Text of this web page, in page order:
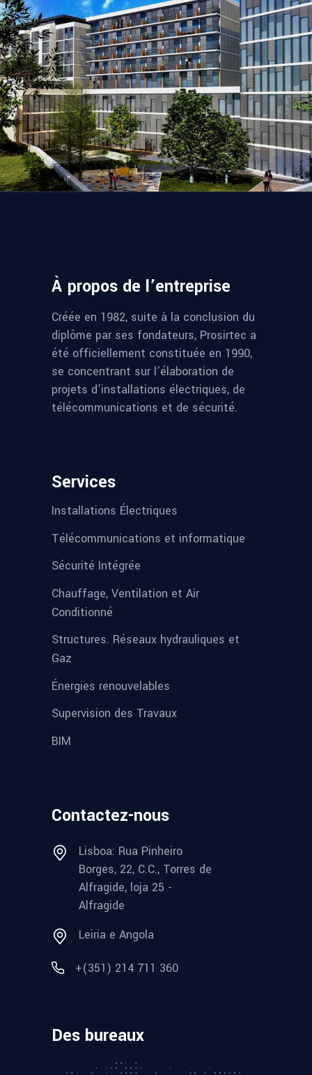
COMMERCE ET BUREAUX
Immeuble Villa Rosa Résidence
À propos de l’entreprise
Créée en 1982, suite à la conclusion du
diplôme par ses fondateurs, Prosirtec a
été officiellement constituée en 1990,
se concentrant sur l’élaboration de
projets d’installations électriques, de
télécommunications et de sécurité.
Services
Installations Électriques
Télécommunications et informatique
Sécurité Intégrée
Chauffage, Ventilation et Air
Conditionné
Structures. Réseaux hydrauliques et
Gaz
Énergies renouvelables
Supervision des Travaux
BIM
Contactez-nous
Lisboa: Rua Pinheiro
Borges, 22, C.C., Torres de
Alfragide, loja 25 -
Alfragide
Leiria e Angola
+(351) 214 711 360
Des bureaux